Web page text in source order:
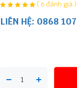
( 6 đánh giá )
LIÊN HỆ: 0868